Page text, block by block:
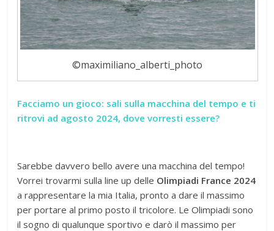
©maximiliano_alberti_photo
Facciamo un gioco: sali sulla macchina del tempo e ti
ritrovi ad agosto 2024, dove vorresti essere?
Sarebbe davvero bello avere una macchina del tempo!
Vorrei trovarmi sulla line up delle Olimpiadi France 2024
a rappresentare la mia Italia, pronto a dare il massimo
per portare al primo posto il tricolore. Le Olimpiadi sono
il sogno di qualunque sportivo e darò il massimo per